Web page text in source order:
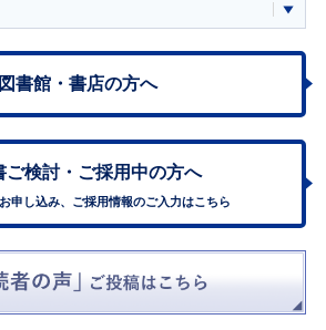
図書館・書店の方へ
検討・ ご採用中の方へ
申し込み、ご採用情報のご入力はこちら